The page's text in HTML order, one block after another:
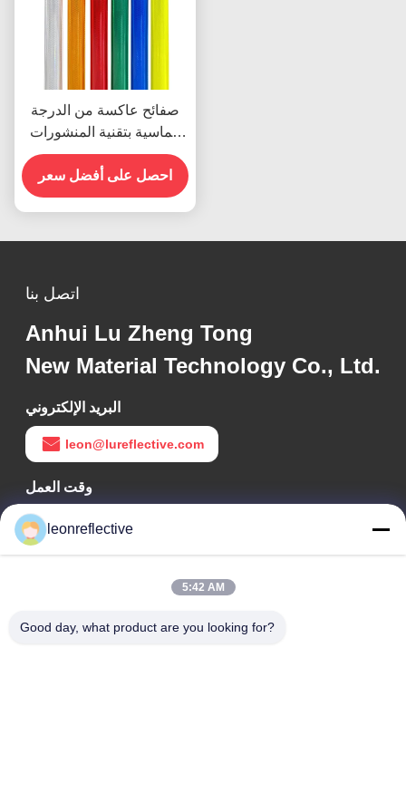
صفائح عاكسة من الدرجة
الماسية بتقنية المنشورات
الدقيقة لعمر خدمة 10
سنوات
احصل على أفضل سعر
اتصل بنا
Anhui Lu Zheng Tong
New Material Technology Co., Ltd.
البريد الإلكتروني
leon@lureflective.com
وقت العمل
9:00-18:00
عنواننا
التكنولوجيا العالية، هيفي، أنهوي، الصين
leonreflective
5:42 AM
Good day, what product are you looking for?